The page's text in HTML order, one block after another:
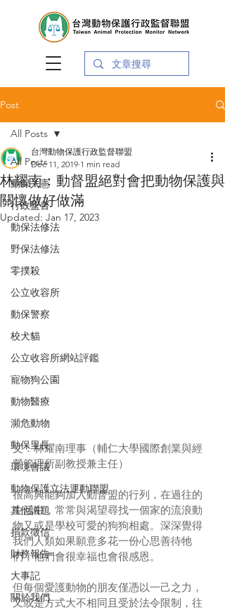
Post
All Posts
動保入憲
行政監督
動保法修法
野保法修法
零撲殺
公立收容所
動保警察
校犬貓
公立收容所網站評鑑
寵物狗公園
動物醫療
瀕危動物
動保里長
環境會議
動物保護立法運動聯盟
其他議題
捐款徵信
財務報告
大事記
關於我們
All Posts
林耀南：動督盟絕對會把動物保護與
關懷做好做滿
台灣動物保護行政監督聯盟
Dec 11, 2019 1 min read
Updated: Jan 17, 2023
文：林耀南理事（輔仁大學國際創業與經
營管理所副教授兼主任）
很高興能夠加入動督盟的行列，在過往的
生活中，常常與渴望尋找一個家的流浪動
物又或是學校可愛的狗狗相處。深深覺得
我們人類如果願意多花一份心思善待牠
們，他們會很幸福也會很感恩。
但每個愛護動物的朋友僅憑以一己之力，
又或是方式大不相同且受於法令限制，往